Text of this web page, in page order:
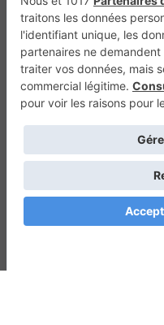
Génération Electrique
Depuis 2010 - Un